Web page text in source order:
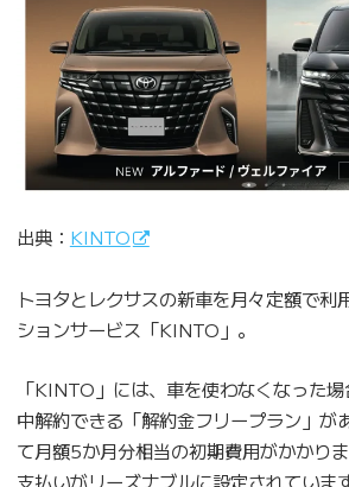
出典： KINTO
トヨタとレクサスの新車を月々定額で利
ションサービス「KINTO」。
「KINTO」には、車を使わなくなった
中解約できる「解約金フリープラン」が
て月額5か月分相当の初期費用がかかり
支払いがリーズナブルに設定されていま